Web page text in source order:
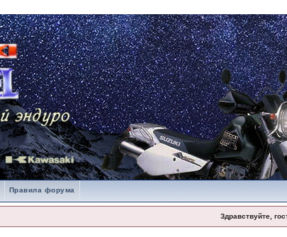
Правила форума
Здравствуйте,